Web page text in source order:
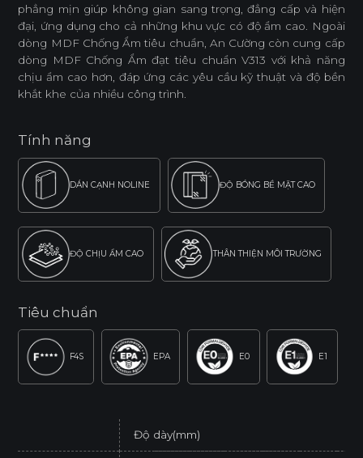
phẳng mịn giúp không gian sang trọng, đẳng cấp và hiện
đại, ứng dụng cho cả những khu vực có độ ẩm cao. Ngoài
dòng MDF Chống Ẩm tiêu chuẩn, An Cường còn cung cấp
dòng MDF Chống Ẩm đạt tiêu chuẩn V313 với khả năng
chịu ẩm cao hơn, đáp ứng các yêu cầu kỹ thuật và độ bền
khắt khe của nhiều công trình.
Tính năng
DÁN CẠNH NOLINE ĐỘ BÓNG BỀ MẶT CAO
ĐỘ CHỊU ẨM CAO THÂN THIỆN MÔI TRƯỜNG
Tiêu chuẩn
F4S EPA E0 E1
Độ dày(mm)